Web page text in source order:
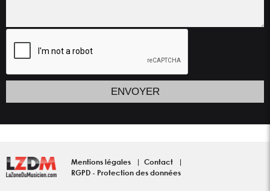
Mentions légales
Contact
RGPD - Protection des données